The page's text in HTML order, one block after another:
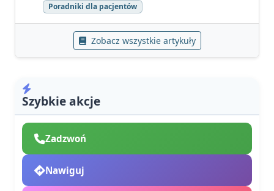
Poradniki dla pacjentów
Zobacz wszystkie artykuły
Szybkie akcje
Zadzwoń
Nawiguj